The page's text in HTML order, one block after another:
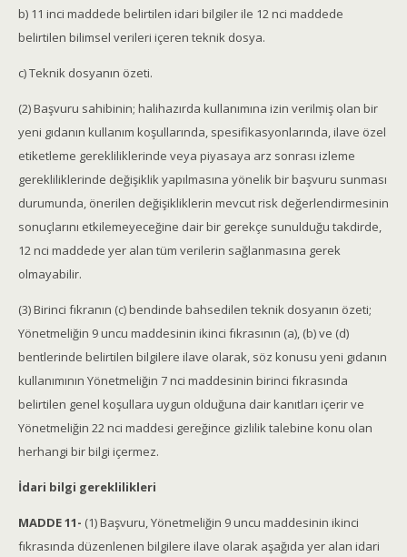
b) 11 inci maddede belirtilen idari bilgiler ile 12 nci maddede
belirtilen bilimsel verileri içeren teknik dosya.
c) Teknik dosyanın özeti.
(2) Başvuru sahibinin; halihazırda kullanımına izin verilmiş olan bir
yeni gıdanın kullanım koşullarında, spesifikasyonlarında, ilave özel
etiketleme gerekliliklerinde veya piyasaya arz sonrası izleme
gerekliliklerinde değişiklik yapılmasına yönelik bir başvuru sunması
durumunda, önerilen değişikliklerin mevcut risk değerlendirmesinin
sonuçlarını etkilemeyeceğine dair bir gerekçe sunulduğu takdirde,
12 nci maddede yer alan tüm verilerin sağlanmasına gerek
olmayabilir.
(3) Birinci fıkranın (c) bendinde bahsedilen teknik dosyanın özeti;
Yönetmeliğin 9 uncu maddesinin ikinci fıkrasının (a), (b) ve (d)
bentlerinde belirtilen bilgilere ilave olarak, söz konusu yeni gıdanın
kullanımının Yönetmeliğin 7 nci maddesinin birinci fıkrasında
belirtilen genel koşullara uygun olduğuna dair kanıtları içerir ve
Yönetmeliğin 22 nci maddesi gereğince gizlilik talebine konu olan
herhangi bir bilgi içermez.
İdari bilgi gereklilikleri
MADDE 11- (1) Başvuru, Yönetmeliğin 9 uncu maddesinin ikinci
fıkrasında düzenlenen bilgilere ilave olarak aşağıda yer alan idari